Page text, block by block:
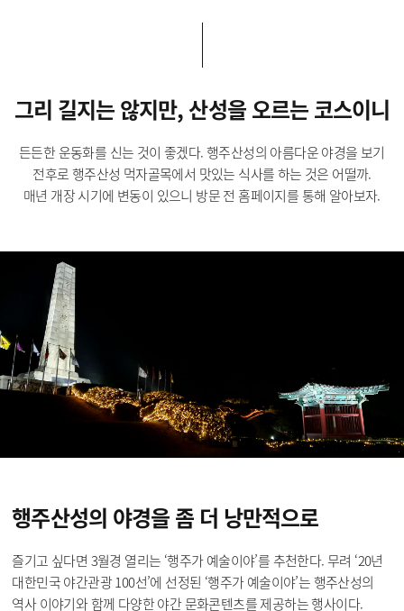
그리 길지는 않지만, 산성을 오르는 코스이니
든든한 운동화를 신는 것이 좋겠다. 행주산성의 아름다운 야경을 보기
전후로 행주산성 먹자골목에서 맛있는 식사를 하는 것은 어떨까.
매년 개장 시기에 변동이 있으니 방문 전 홈페이지를 통해 알아보자.
행주산성의 야경을좀 더 낭만적으로
즐기고 싶다면 3월경 열리는 ‘행주가 예술이야’를 추천한다. 무려 ‘20년
대한민국 야간관광 100선’에 선정된 ‘행주가 예술이야’는 행주산성의
역사 이야기와 함께 다양한 야간 문화콘텐츠를 제공하는 행사이다.